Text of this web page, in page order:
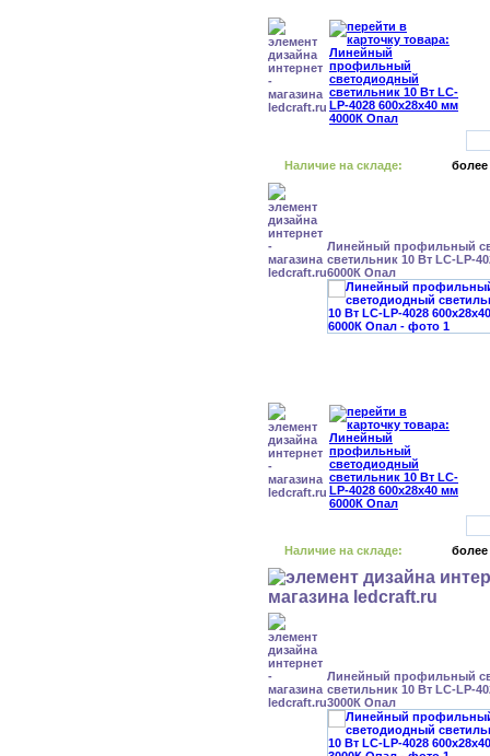
Наличие на складе: более
Линейный профильный
светильник 10 Вт LC-LP-
6000К Опал
Наличие на складе: более
Линейный профильный
светильник 10 Вт LC-LP-
3000К Опал